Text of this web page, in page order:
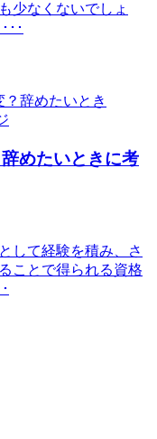
少なくないでしょ
･･
めたいときに考
して経験を積み、さ
ことで得られる資格